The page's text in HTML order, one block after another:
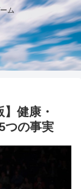
ム
健康・
つの事実